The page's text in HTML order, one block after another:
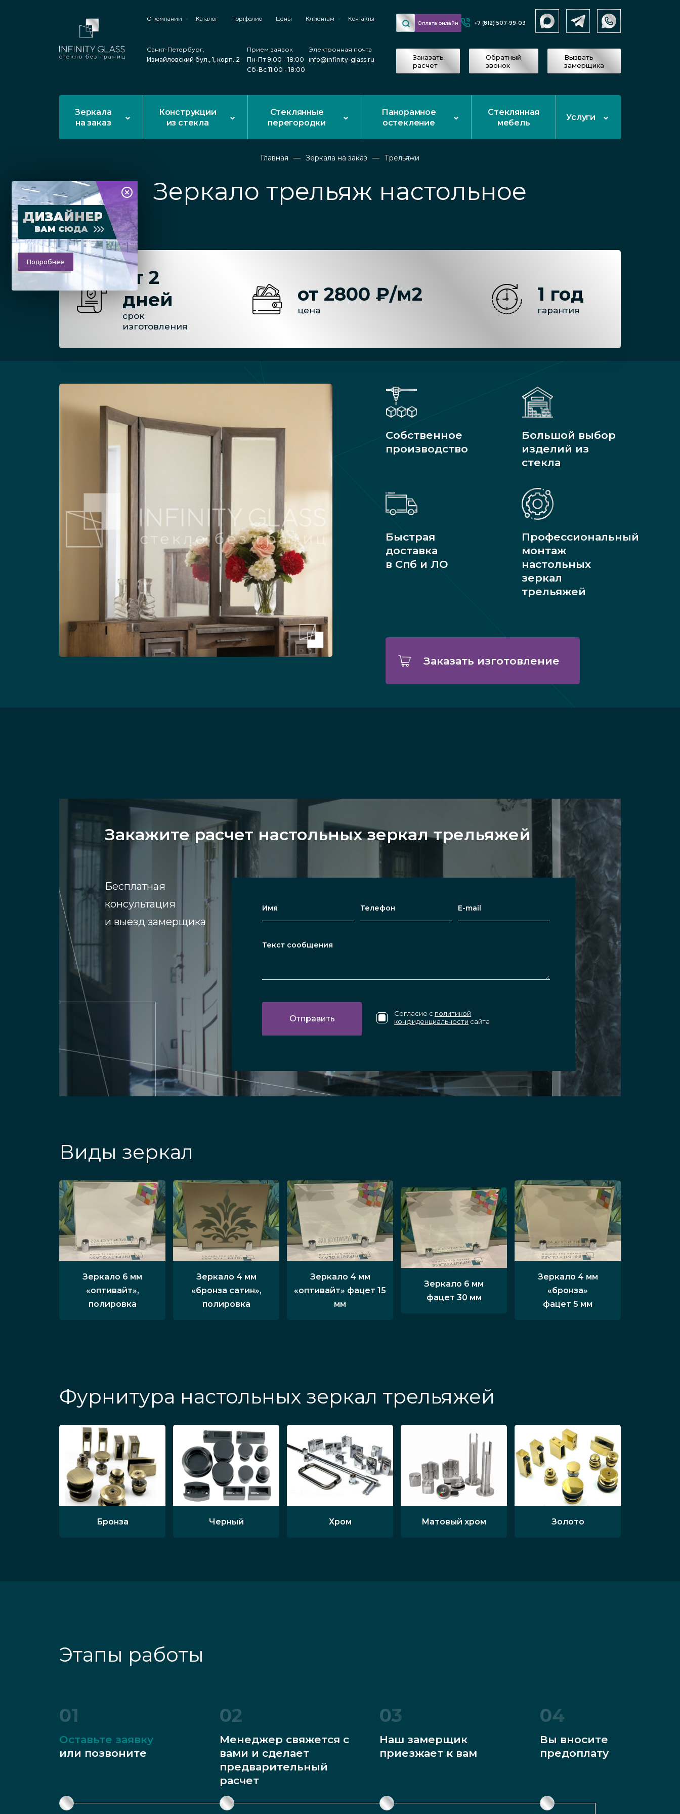
О компании Каталог Портфолио Цены Клиентам Контакты
Санкт-Петербург,
Измайловский бул., 1, корп. 2
Прием заявок
Пн-Пт 9:00 - 18:00
Сб-Вс 11:00 - 18:00
Электронная почта
info@infinity-glass.ru
Оплата онлайн +7 (812) 507-99-03
Заказать
расчет
Обратный
звонок
Вызвать
замерщика
Зеркала
на заказ
Конструкции
из стекла
Стеклянные
перегородки
Панорамное
остекление
Стеклянная
мебель
Услуги
Главная Зеркала на заказ Трельяжи
Зеркало трельяж настольное
ДИЗАЙНЕР
ВАМ СЮДА
Подробнее
от 2
дней
срок
изготовления
от 2800 ₽/м2
цена
1 год
гарантия
Собственное
производство
Большой выбор
изделий из
стекла
Быстрая
доставка
в Спб и ЛО
Профессиональный
монтаж
настольных
зеркал
трельяжей
Заказать изготовление
Закажите расчет настольных зеркал трельяжей
Бесплатная
консультация
и выезд замерщика
Согласие с политикой
конфиденциальности сайта
Виды зеркал
Зеркало 6 мм
«оптивайт»,
полировка
Зеркало 4 мм
«бронза сатин»,
полировка
Зеркало 4 мм
«оптивайт» фацет 15
мм
Зеркало 6 мм
фацет 30 мм
Зеркало 4 мм
«бронза»
фацет 5 мм
Фурнитура настольных зеркал трельяжей
Бронза Черный Хром Матовый хром Золото
Этапы работы
01
Оставьте заявку
или позвоните
02
Менеджер свяжется с
вами и сделает
предварительный
расчет
03
Наш замерщик
приезжает к вам
04
Вы вносите
предоплату